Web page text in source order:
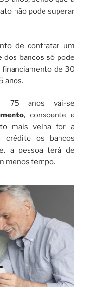
não pode superar
de contratar um
dos bancos só pode
de 30
anos.
75 anos vai-se
, consoante a
mais velha for a
crédito os bancos
a pessoa terá de
menos tempo.